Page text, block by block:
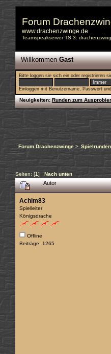
Forum
www.drachenzwinge.de
Teamspeakserver TS 3:
WillkommenGast
Bitte loggen sie sich ein oderregistrieren
Einloggen mit Benutzername, Passwort
Neuigkeiten: Runden zum
Forum Drachenzwinge >
Seiten: [1] Nach unten
Autor
Achim83
Spielleiter
Königsdrache
Offline
Beiträge: 1265